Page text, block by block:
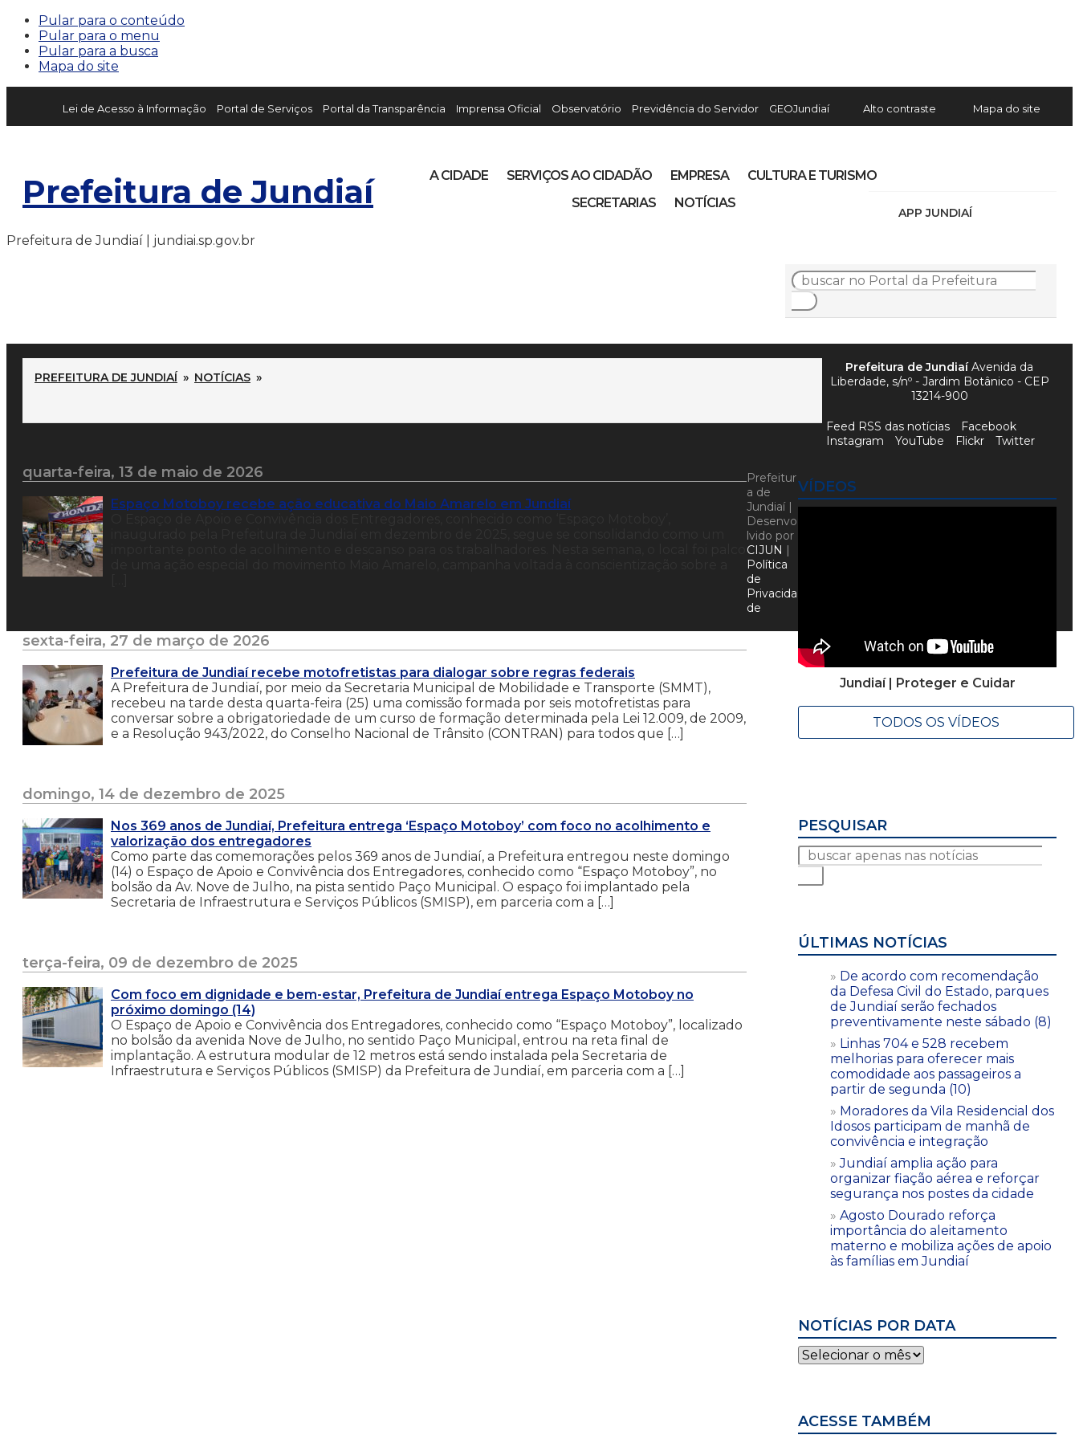
Pular para o conteúdo
Pular para o menu
Pular para a busca
Mapa do site
Lei de Acesso à Informação Portal de Serviços Portal da Transparência Imprensa Oficial Observatório Previdência do Servidor GEOJundiaí Alto contraste Mapa do site
Prefeitura de Jundiaí
APP JUNDIAÍ
A CIDADE SERVIÇOS AO CIDADÃO EMPRESA
CULTURA E TURISMO
SECRETARIAS
NOTÍCIAS
Prefeitura de Jundiaí | jundiai.sp.gov.br
PREFEITURA DE JUNDIAÍ » NOTÍCIAS »
quarta-feira, 13 de maio de 2026
Espaço Motoboy recebe ação educativa do Maio Amarelo em Jundiaí
sexta-feira, 27 de março de 2026
Prefeitura de Jundiaí recebe motofretistas para dialogar sobre regras federais
A Prefeitura de Jundiaí, por meio da Secretaria Municipal de Mobilidade e Transporte (SMMT),
recebeu na tarde desta quarta-feira (25) uma comissão formada por seis motofretistas para
conversar sobre a obrigatoriedade de um curso de formação determinada pela Lei 12.009, de 2009,
e a Resolução 943/2022, do Conselho Nacional de Trânsito (CONTRAN) para todos que […]
domingo, 14 de dezembro de 2025
Nos 369 anos de Jundiaí, Prefeitura entrega ‘Espaço Motoboy’ com foco no acolhimento e
valorização dos entregadores
Como parte das comemorações pelos 369 anos de Jundiaí, a Prefeitura entregou neste domingo
(14) o Espaço de Apoio e Convivência dos Entregadores, conhecido como “Espaço Motoboy”, no
bolsão da Av. Nove de Julho, na pista sentido Paço Municipal. O espaço foi implantado pela
Secretaria de Infraestrutura e Serviços Públicos (SMISP), em parceria com a […]
terça-feira, 09 de dezembro de 2025
Com foco em dignidade e bem-estar, Prefeitura de Jundiaí entrega Espaço Motoboy no
próximo domingo (14)
O Espaço de Apoio e Convivência dos Entregadores, conhecido como “Espaço Motoboy”, localizado
no bolsão da avenida Nove de Julho, no sentido Paço Municipal, entrou na reta final de
implantação. A estrutura modular de 12 metros está sendo instalada pela Secretaria de
Infraestrutura e Serviços Públicos (SMISP) da Prefeitura de Jundiaí, em parceria com a […]
VÍDEOS
Jundiaí | Proteger e Cuidar
TODOS OS VÍDEOS
PESQUISAR
ÚLTIMAS NOTÍCIAS
De acordo com recomendação
da Defesa Civil do Estado, parques
de Jundiaí serão fechados
preventivamente neste sábado (8)
Linhas 704 e 528 recebem
melhorias para oferecer mais
comodidade aos passageiros a
partir de segunda (10)
Moradores da Vila Residencial dos
Idosos participam de manhã de
convivência e integração
Jundiaí amplia ação para
organizar fiação aérea e reforçar
segurança nos postes da cidade
Agosto Dourado reforça
importância do aleitamento
materno e mobiliza ações de apoio
às famílias em Jundiaí
NOTÍCIAS POR DATA
Notícias
por
ACESSE TAMBÉM
Prefeitura de JundiaíAvenida da
Liberdade, s/nº - Jardim Botânico - CEP
13214-900
Feed RSS das notícias
Facebook
Instagram
YouTube Flickr Twitter
Prefeitur
a de
Jundiaí |
Desenvo
lvido por
CIJUN |
Política
de
Privacida
de